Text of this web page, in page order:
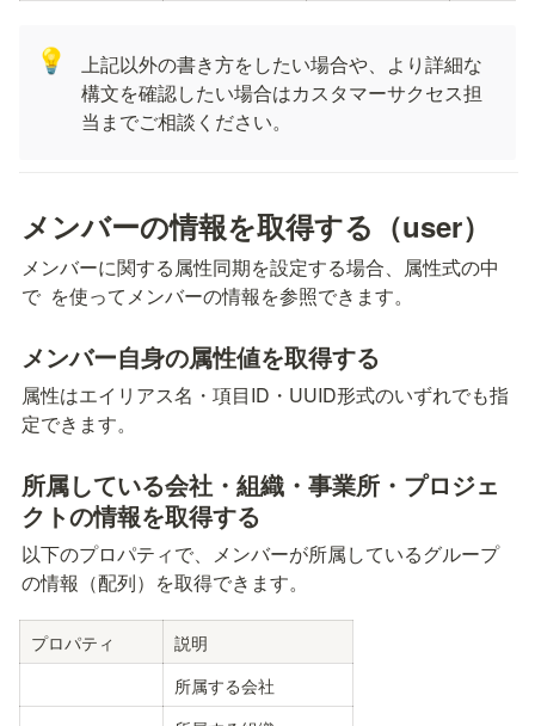
💡
上記以外の書き方をしたい場合や、より詳細な
構文を確認したい場合はカスタマーサクセス担
当までご相談ください。
メンバーの情報を取得する（user）
メンバーに関する属性同期を設定する場合、属性式の中
で を使ってメンバーの情報を参照できます。
メンバー自身の属性値を取得する
属性はエイリアス名・項目ID・UUID形式のいずれでも指
定できます。
所属している会社・組織・事業所・プロジェ
クトの情報を取得する
以下のプロパティで、メンバーが所属しているグループ
の情報（配列）を取得できます。
プロパティ
説明
所属する会社